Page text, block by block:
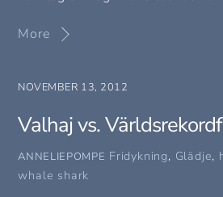
More
NOVEMBER 13, 2012
Valhaj vs.
ANNELIEPOMPE Fridykning, Glädje,
whale shark